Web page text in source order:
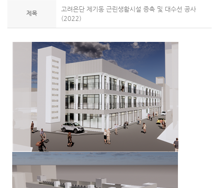
제목
고려은단 제기동 근린생활시설 증축 및 대수선 공사
(2022)